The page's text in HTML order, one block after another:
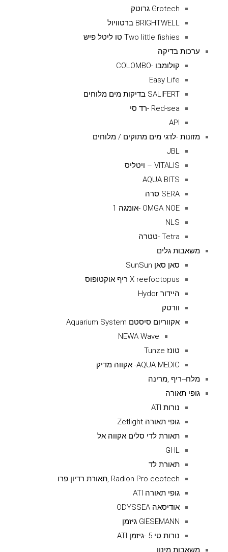
Grotech גרוטק
BRIGHTWELL ברטוויול
Two little fishies טו ליטל פיש
ערכות בדיקה
קולומבו -COLOMBO
Easy Life
SALIFERT בדיקות מים מלוחים
Red-sea -רד סי
API
מזונות -לדגי מים מתוקים / מלוחים
JBL
VITALIS – ויטליס
AQUA BITS
SERA סרה
OMGA NOE -אומגה 1
NLS
Tetra -טטרה
משאבות גלים
סאן סאן SunSun
X reefoctopus ריף אוקטופוס
היידור Hydor
וורטק
אקווריום סיסטם Aquarium System
NEWA Wave
טונז Tunze
AQUA MEDIC- אקווה מדיק
מלח--ריף ,מרינה
גופי תאורה
נורות ATI
גופי תאורה Zetlight
תאורת לדי סלים אקווה אל
GHL
תאורת לד
Radion Pro ecotech ,תאורת רדיון פרו
גופי תאורה ATI
אודיסאה ODYSSEA
GIESEMANN גיזמן
נורות טי 5 -גיזמן ATI